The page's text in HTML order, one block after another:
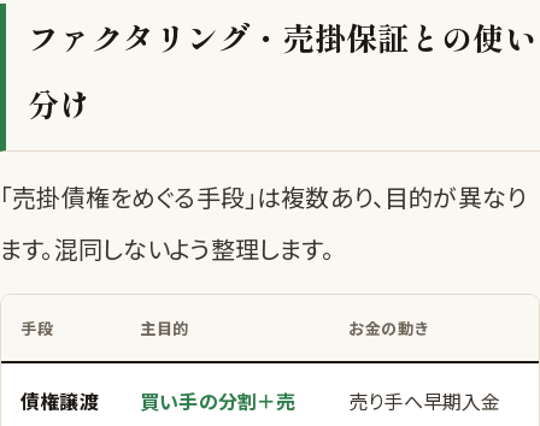
ファクタリング・売掛保証との使い
分け
「売掛債権をめぐる手段」は複数あり、目的が異なり
ます。混同しないよう整理します。
手段 主目的 お金の動き
債権譲渡
買い手の分割＋売
売り手へ早期入金